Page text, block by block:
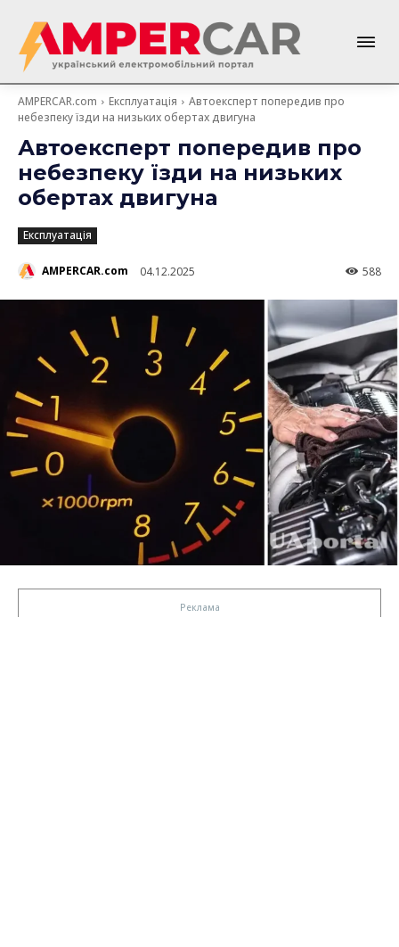
AMPERCAR.com Експлуатація
Автоексперт попередив про
небезпеку їзди на низьких обертах двигуна
Автоексперт попередив про
небезпеку їзди на низьких
обертах двигуна
Експлуатація
AMPERCAR.com 04.12.2025 588